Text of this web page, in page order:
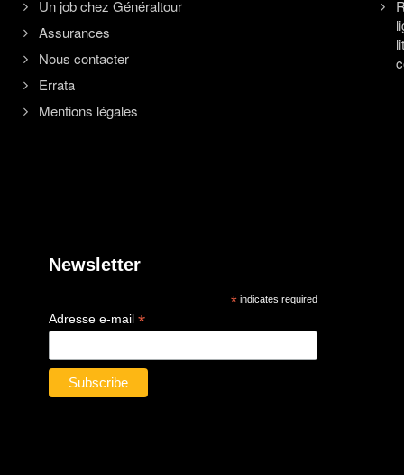
Un job chez Généraltour
Assurances
Nous contacter
Errata
Mentions légales